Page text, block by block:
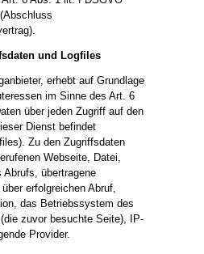
und Logfiles
erhebt auf Grundlage
im Sinne des Art. 6
über jeden Zugriff auf den
Dienst befindet
Zu den Zugriffsdaten
Webseite, Datei,
Abrufs, übertragene
erfolgreichen Abruf,
das Betriebssystem des
zuvor besuchte Seite), IP-
Provider.